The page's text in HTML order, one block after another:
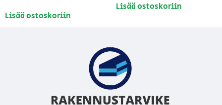
Lisää ostoskoriin
Lisää ostoskoriin